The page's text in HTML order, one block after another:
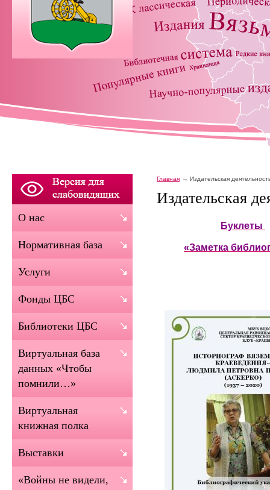
Главная Издательская
Издательская
Буклеты
«Заметка
О нас
Нормативная база
Услуги
Фонды ЦБС
Библиотеки ЦБС
Виртуальная база
данных «Чтобы
помнили…»
Виртуальная
книжная полка
Выставки
«Войны не видели,